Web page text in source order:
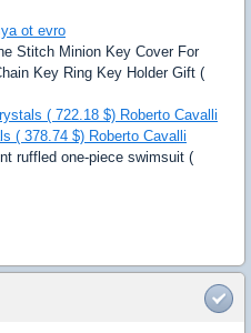
ot evro
Stitch Minion Key Cover For
Key Ring Key Holder Gift (
( 722.18 $) Roberto Cavalli
( 378.74 $) Roberto Cavalli
ruffled one-piece swimsuit (